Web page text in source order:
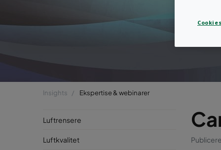
Insights Ekspertise & webinarer
Luftrensere
Luftkvalitet